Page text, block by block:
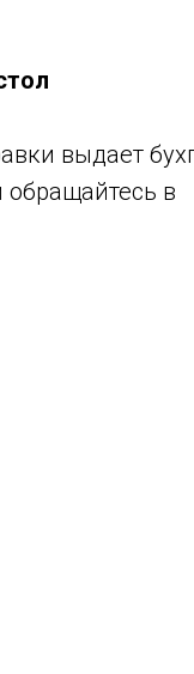
выдает
обращайтесь в